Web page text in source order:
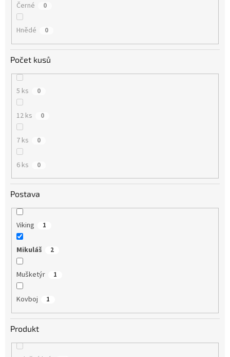
Černé 0
Hnědé 0
Počet kusů
5 ks 0
12 ks 0
7 ks 0
6 ks 0
Postava
Viking 1
Mikuláš 2
Mušketýr 1
Kovboj 1
Produkt